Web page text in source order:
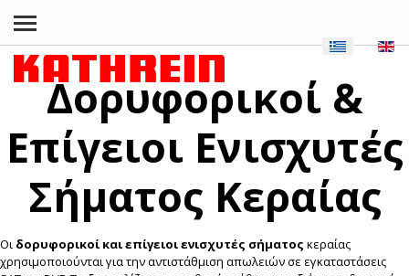
Δορυφορικοί &
Επίγειοι Ενισχυτές
Σήματος Κεραίας
Οι δορυφορικοί και επίγειοι ενισχυτές σήματος κεραίας
χρησιμοποιούνται για την αντιστάθμιση απωλειών σε εγκαταστάσεις